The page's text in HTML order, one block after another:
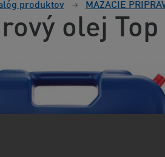
produktov MAZACIE
olej